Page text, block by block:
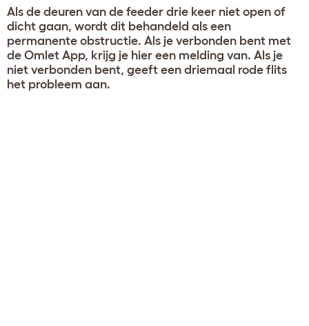
Als de deuren van de feeder drie keer niet open of
dicht gaan, wordt dit behandeld als een
permanente obstructie. Als je verbonden bent met
de Omlet App, krijg je hier een melding van. Als je
niet verbonden bent, geeft een driemaal rode flits
het probleem aan.